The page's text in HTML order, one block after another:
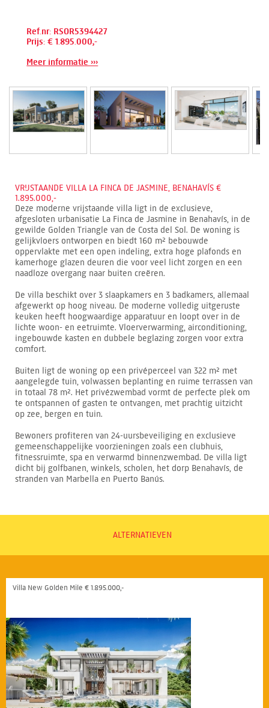
Ref.nr: RSOR5394427
Prijs: € 1.895.000,-
Meer informatie ›››
VRIJSTAANDE VILLA LA FINCA DE JASMINE, BENAHAVÍS €
1.895.000,-
Deze moderne vrijstaande villa ligt in de exclusieve,
afgesloten urbanisatie La Finca de Jasmine in Benahavís, in de
gewilde Golden Triangle van de Costa del Sol. De woning is
gelijkvloers ontworpen en biedt 160 m² bebouwde
oppervlakte met een open indeling, extra hoge plafonds en
kamerhoge glazen deuren die voor veel licht zorgen en een
naadloze overgang naar buiten creëren.
De villa beschikt over 3 slaapkamers en 3 badkamers, allemaal
afgewerkt op hoog niveau. De moderne volledig uitgeruste
keuken heeft hoogwaardige apparatuur en loopt over in de
lichte woon- en eetruimte. Vloerverwarming, airconditioning,
ingebouwde kasten en dubbele beglazing zorgen voor extra
comfort.
Buiten ligt de woning op een privéperceel van 322 m² met
aangelegde tuin, volwassen beplanting en ruime terrassen van
in totaal 78 m². Het privézwembad vormt de perfecte plek om
te ontspannen of gasten te ontvangen, met prachtig uitzicht
op zee, bergen en tuin.
Bewoners profiteren van 24-uursbeveiliging en exclusieve
gemeenschappelijke voorzieningen zoals een clubhuis,
fitnessruimte, spa en verwarmd binnenzwembad. De villa ligt
dicht bij golfbanen, winkels, scholen, het dorp Benahavís, de
stranden van Marbella en Puerto Banús.
ALTERNATIEVEN
Villa New Golden Mile € 1.895.000,-